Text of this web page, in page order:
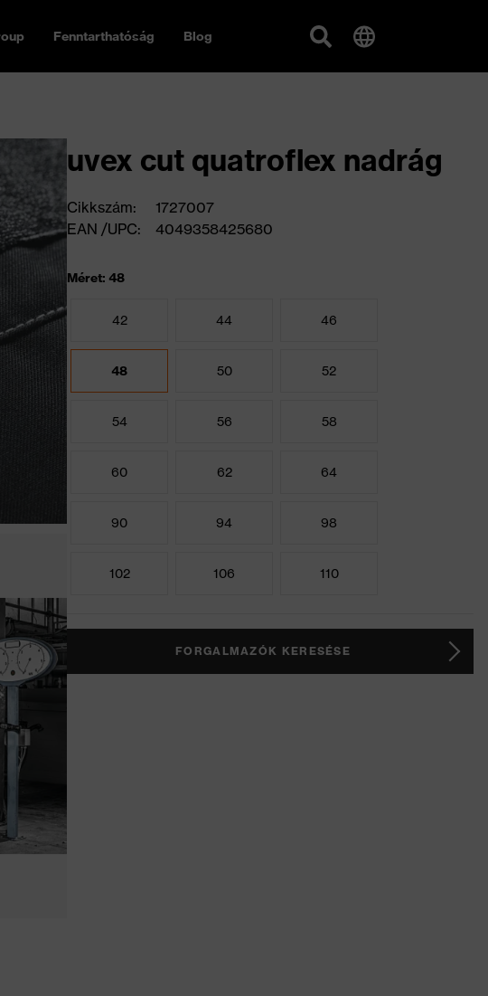
Fenntarthatóság Blog
uvex cut quatroflex nadrág
Cikkszám:
1727007
EAN /UPC:
4049358425680
Méret: 48
42 44 46
48 50 52
54 56 58
60 62 64
90 94 98
102 106 110
FORGALMAZÓK KERESÉSE